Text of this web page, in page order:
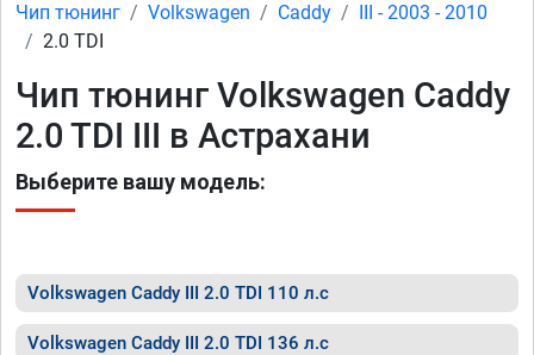
Чип тюнинг Volkswagen Caddy
III - 2003 - 2010
2.0 TDI
Чип тюнинг Volkswagen Caddy
2.0 TDI III в Астрахани
Выберите вашу модель:
Volkswagen Caddy III 2.0 TDI 110 л.с
Volkswagen Caddy III 2.0 TDI 136 л.с